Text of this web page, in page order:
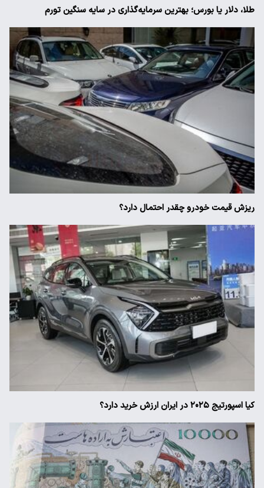
طلا، دلار یا بورس؛ بهترین سرمایه‌گذاری در سایه سنگین تورم
ریزش قیمت خودرو چقدر احتمال دارد؟
کیا اسپورتیج ۲۰۲۵ در ایران ارزش خرید دارد؟